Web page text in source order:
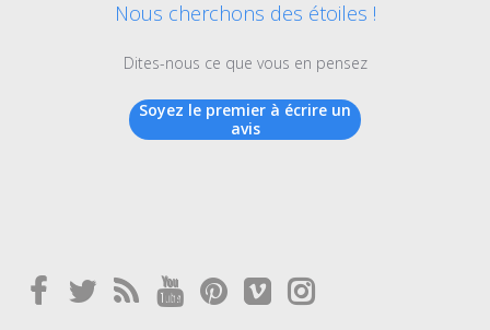
Nous cherchons des étoiles !
Dites-nous ce que vous en pensez
Soyez le premier à écrire un
avis